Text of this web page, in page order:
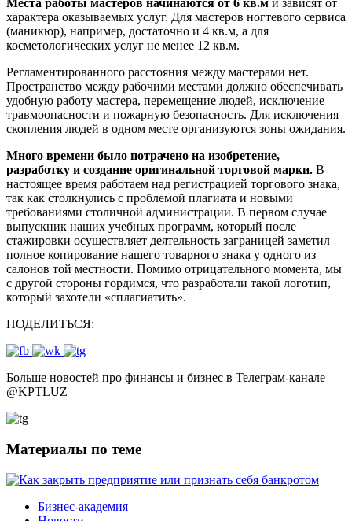
Места работы мастеров начинаются от 6 кв.м и зависят от
характера оказываемых услуг. Для мастеров ногтевого сервиса
(маникюр), например, достаточно и 4 кв.м, а для
косметологических услуг не менее 12 кв.м.
Регламентированного расстояния между мастерами нет.
Пространство между рабочими местами должно обеспечивать
удобную работу мастера, перемещение людей, исключение
травмоопасности и пожарную безопасность. Для исключения
скопления людей в одном месте организуются зоны ожидания.
Много времени было потрачено на изобретение,
разработку и создание оригинальной торговой марки. В
настоящее время работаем над регистрацией торгового знака,
так как столкнулись с проблемой плагиата и новыми
требованиями столичной администрации. В первом случае
выпускник наших учебных программ, который после
стажировки осуществляет деятельность заграницей заметил
полное копирование нашего товарного знака у одного из
салонов той местности. Помимо отрицательного момента, мы
с другой стороны гордимся, что разработали такой логотип,
который захотели «сплагиатить».
ПОДЕЛИТЬСЯ:
Больше новостей про финансы и бизнес в Телеграм-канале
@KPTLUZ
Материалы по теме
Бизнес-академия